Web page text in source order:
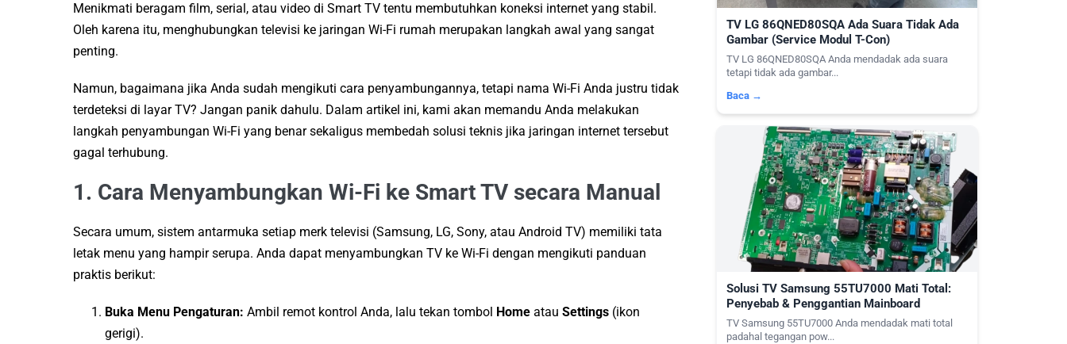
Menikmati beragam film, serial, atau video di Smart TV tentu membutuhkan koneksi internet yang stabil.
Oleh karena itu, menghubungkan televisi ke jaringan Wi-Fi rumah merupakan langkah awal yang sangat
penting.
Namun, bagaimana jika Anda sudah mengikuti cara penyambungannya, tetapi nama Wi-Fi Anda justru tidak
terdeteksi di layar TV? Jangan panik dahulu. Dalam artikel ini, kami akan memandu Anda melakukan
langkah penyambungan Wi-Fi yang benar sekaligus membedah solusi teknis jika jaringan internet tersebut
gagal terhubung.
1. Cara Menyambungkan Wi-Fi ke Smart TV secara Manual
Secara umum, sistem antarmuka setiap merk televisi (Samsung, LG, Sony, atau Android TV) memiliki tata
letak menu yang hampir serupa. Anda dapat menyambungkan TV ke Wi-Fi dengan mengikuti panduan
praktis berikut:
Buka Menu Pengaturan: Ambil remot kontrol Anda, lalu tekan tombol Home atau Settings (ikon
gerigi).
TV LG 86QNED80SQA Ada Suara Tidak Ada
Gambar (Service Modul T-Con)
TV LG 86QNED80SQA Anda mendadak ada suara
tetapi tidak ada gambar...
Baca →
Solusi TV Samsung 55TU7000 Mati Total:
Penyebab & Penggantian Mainboard
TV Samsung 55TU7000 Anda mendadak mati total
padahal tegangan pow...